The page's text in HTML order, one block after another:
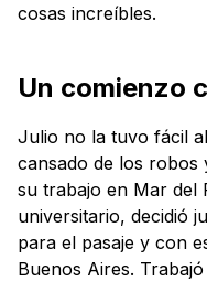
cosas increíbles.
Un comienzo
Julio no la tuvo fácil
cansado de los robos
su trabajo en Mar del
universitario, decidió
para el pasaje y con
Buenos Aires.